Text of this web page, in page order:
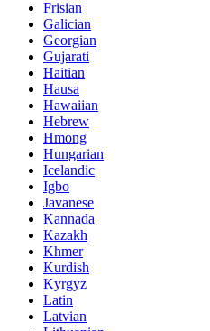
Frisian
Galician
Georgian
Gujarati
Haitian
Hausa
Hawaiian
Hebrew
Hmong
Hungarian
Icelandic
Igbo
Javanese
Kannada
Kazakh
Khmer
Kurdish
Kyrgyz
Latin
Latvian